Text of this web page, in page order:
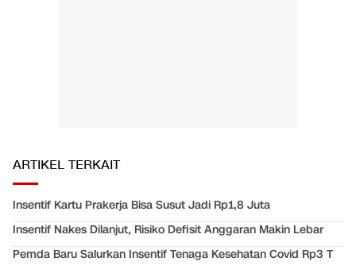
ARTIKEL TERKAIT
Insentif Kartu Prakerja Bisa Susut Jadi Rp1,8 Juta
Insentif Nakes Dilanjut, Risiko Defisit Anggaran Makin Lebar
Pemda Baru Salurkan Insentif Tenaga Kesehatan Covid Rp3 T